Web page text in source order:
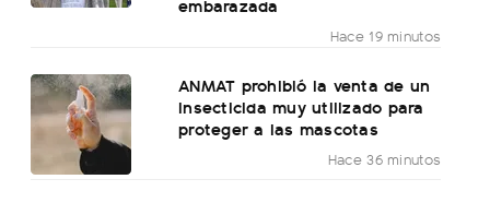
embarazada
Hace 19 minutos
ANMAT prohibió la venta de un
insecticida muy utilizado para
proteger a las mascotas
Hace 36 minutos